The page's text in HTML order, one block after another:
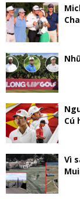
Cú
Vì